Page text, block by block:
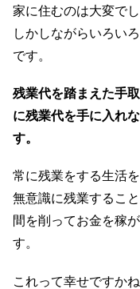
家に住むのは大変でし
しかしながらいろい
です。
残業代を踏まえた手
に残業代を手に入れ
す。
常に残業をする生活
無意識に残業するこ
間を削ってお金を稼
す。
これって幸せですかね